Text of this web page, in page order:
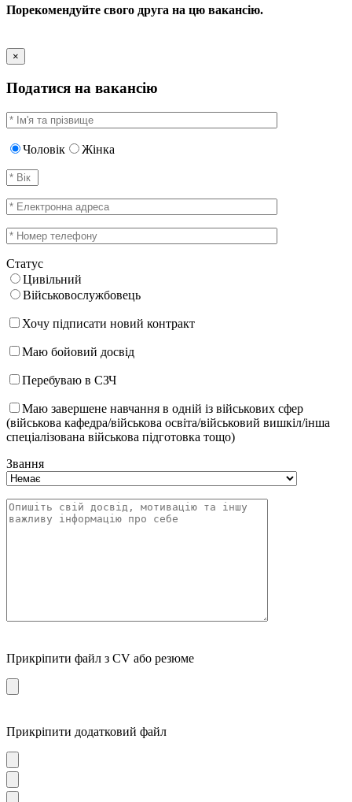
Порекомендуйте свого друга на цю вакансію.
×
Податися на вакансію
Чоловік Жінка
Статус
Цивільний
Військовослужбовець
Хочу підписати новий контракт
Маю бойовий досвід
Перебуваю в СЗЧ
Маю завершене навчання в одній із військових сфер
(військова кафедра/військова освіта/військовий вишкіл/інша
спеціалізована військова підготовка тощо)
Звання
Прикріпити файл з CV або резюме
Прикріпити додатковий файл